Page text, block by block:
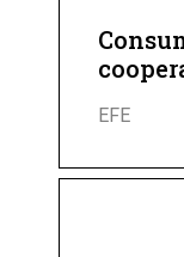
EFE